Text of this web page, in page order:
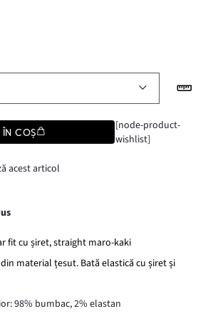
COȘ
[node-product-
wishlist]
acest articol
fit cu șiret, straight maro-kaki
material țesut. Bată elastică cu șiret și
98% bumbac, 2% elastan